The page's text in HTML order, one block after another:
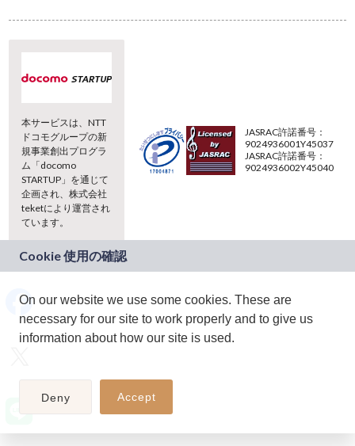
本サービスは、NTT
ドコモグループの新
規事業創出プログラ
ム「docomo
STARTUP」を通じて
企画され、株式会社
teketにより運営され
ています。
JASRAC許諾番号：
9024936001Y45037
JASRAC許諾番号：
9024936002Y45040
On our website we use some cookies. These are
necessary for our site to work properly and to give us
information about how our site is used.
Deny Accept